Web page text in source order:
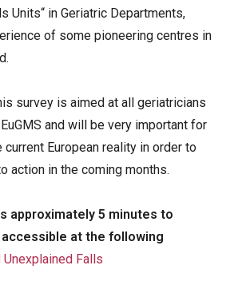
Units“ in Geriatric Departments,
of some pioneering centres in
survey is aimed at all geriatricians
and will be very important for
current European reality in order to
action in the coming months.
approximately 5 minutes to
at the following
Unexplained Falls